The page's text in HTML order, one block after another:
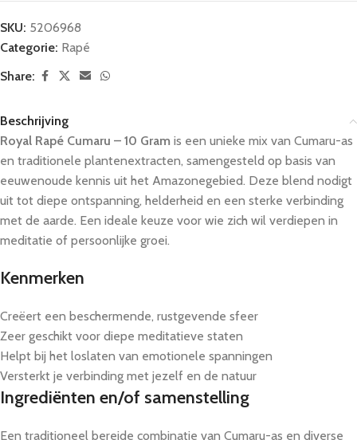
SKU: 5206968
Categorie: Rapé
Share:
Beschrijving
Royal Rapé Cumaru – 10 Gram is een unieke mix van Cumaru-as
en traditionele plantenextracten, samengesteld op basis van
eeuwenoude kennis uit het Amazonegebied. Deze blend nodigt
uit tot diepe ontspanning, helderheid en een sterke verbinding
met de aarde. Een ideale keuze voor wie zich wil verdiepen in
meditatie of persoonlijke groei.
Kenmerken
Creëert een beschermende, rustgevende sfeer
Zeer geschikt voor diepe meditatieve staten
Helpt bij het loslaten van emotionele spanningen
Versterkt je verbinding met jezelf en de natuur
Ingrediënten en/of samenstelling
Een traditioneel bereide combinatie van Cumaru-as en diverse